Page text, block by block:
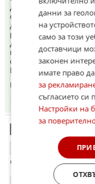
ДелиОрмана,от
от Добруджа... На този
добро момче с
разпродажбата на
Догановите псета.
превръщат в паркинги.И
срещу бетономорието в
И КАцеф е избор на
Коментиран от#27
13.06.2026
Атина Палада
Чорапа ще връща ли
13.06.2026
данни за
на
само за този
доставчици
законен
имате право
за
съгласието си
Настройки на
за